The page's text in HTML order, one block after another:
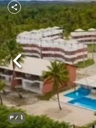
1
/ 3
بعدی